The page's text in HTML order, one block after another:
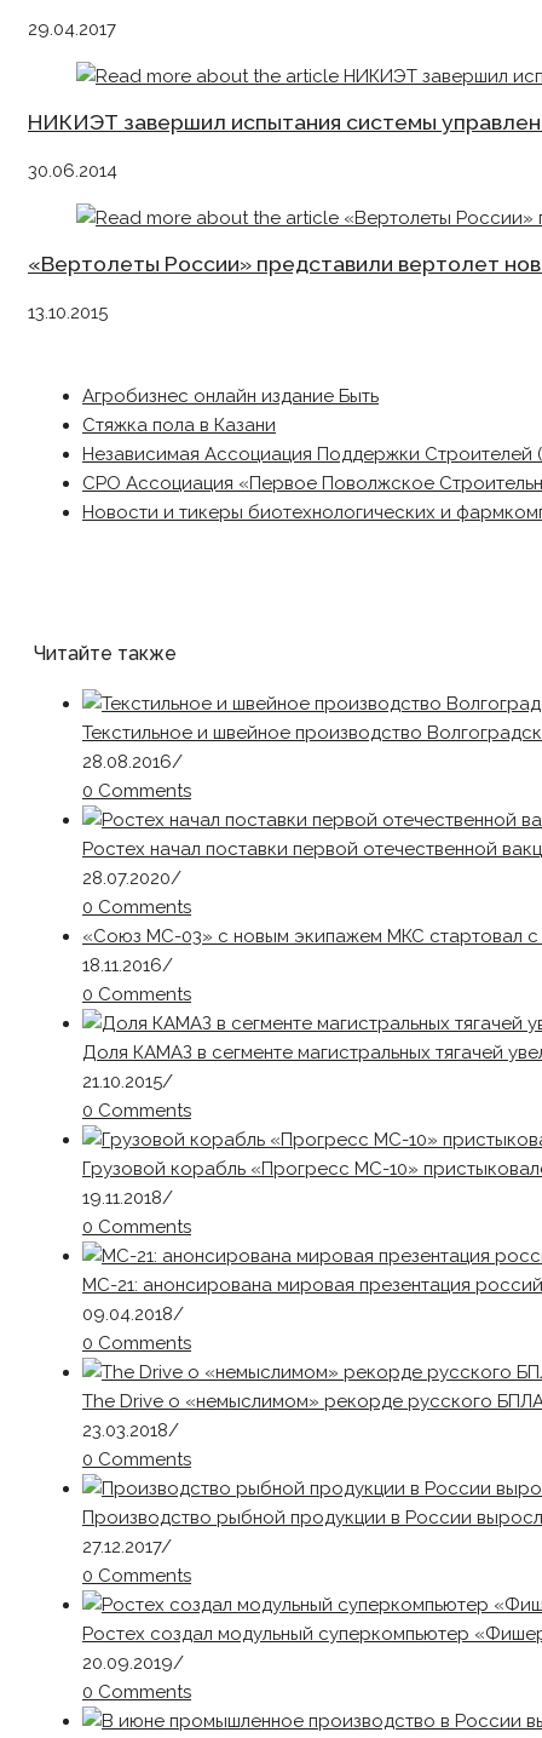
29.04.2017
НИКИЭТ завершил испытания системы
30.06.2014
«Вертолеты России» представили вертолет
13.10.2015
Агробизнес онлайн издание Быть
Стяжка пола в Казани
Независимая Ассоциация Поддержки Строителей
СРО Ассоциация «Первое Поволжское
Новости и тикеры биотехнологических и
Читайте также
Текстильное и швейное производство
28.08.2016/
0 Comments
Ростех начал поставки первой отечественной
28.07.2020/
0 Comments
«Союз МС-03» с новым экипажем МКС стартовал с
18.11.2016/
0 Comments
Доля КАМАЗ в сегменте магистральных тягачей
21.10.2015/
0 Comments
Грузовой корабль «Прогресс МС-10»
19.11.2018/
0 Comments
МС-21: анонсирована мировая презентация
09.04.2018/
0 Comments
The Drive о «немыслимом» рекорде русского
23.03.2018/
0 Comments
Производство рыбной продукции в России
27.12.2017/
0 Comments
Ростех создал модульный суперкомпьютер
20.09.2019/
0 Comments